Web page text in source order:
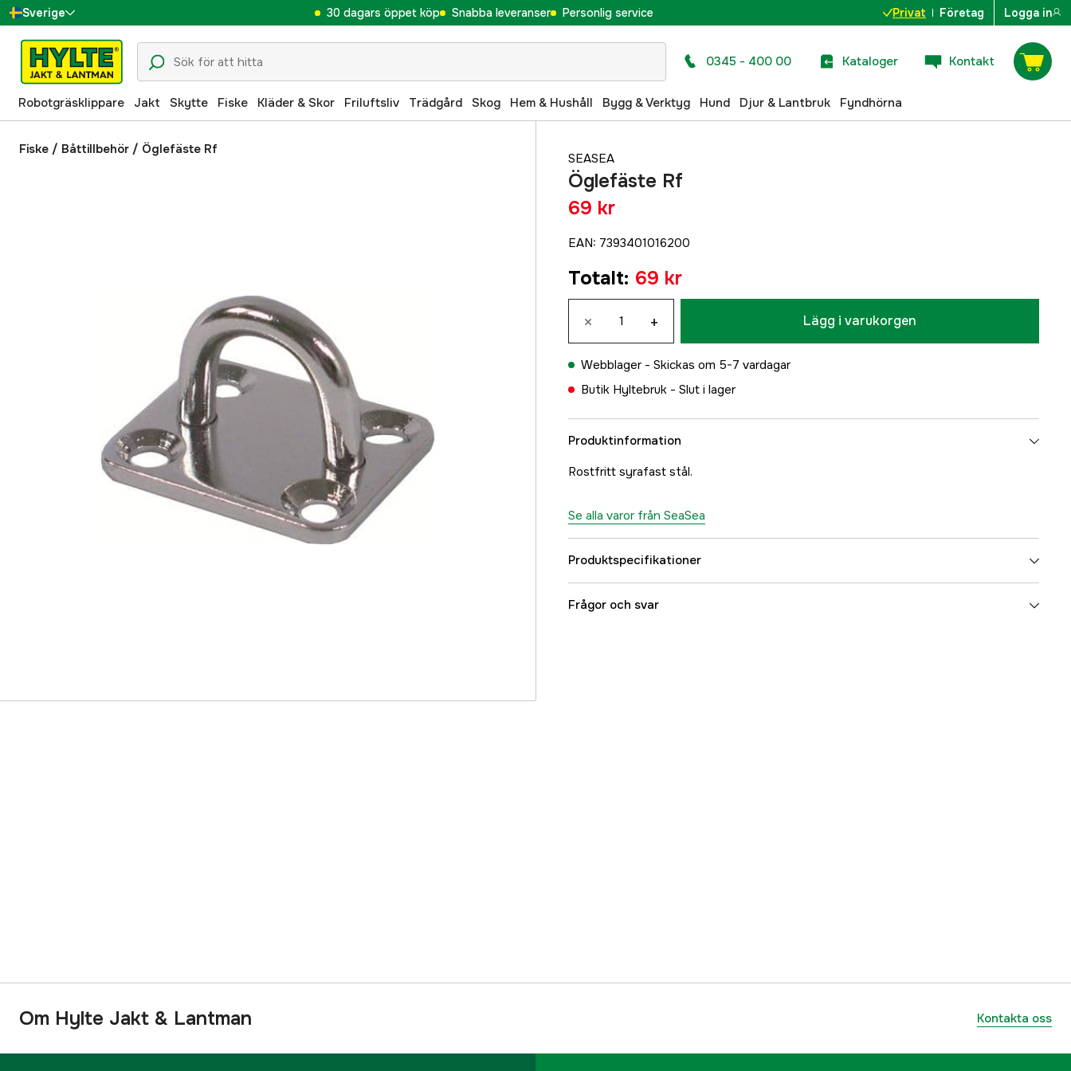
Sverige
Danmark
Suomi
Norge
Deutschland
30 dagars öppet köp Snabba leveranser Personlig service Privat Företag Logga in
0345 - 400 00 Kataloger Kontakt
Robotgräsklippare Jakt Skytte Fiske Kläder & Skor Friluftsliv Trädgård Skog Hem & Hushåll Bygg & Verktyg Hund Djur & Lantbruk Fyndhörna
Fiske / Båttillbehör / Öglefäste Rf
SEASEA
Öglefäste Rf
69 kr
EAN: 7393401016200
Totalt: 69 kr
× + Lägg i varukorgen
Webblager - Skickas om 5-7 vardagar
Butik Hyltebruk - Slut i lager
Produktinformation
Rostfritt syrafast stål.
Se alla varor från SeaSea
Produktspecifikationer
Referensnummer
Frågor och svar
Om Hylte Jakt & Lantman Kontakta oss